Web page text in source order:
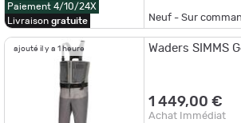
Paiement 4/10/24X
Livraison gratuite Neuf - Sur
ajouté il y a 1 heure Waders SIMMS
1 449,00 €
Achat Immédiat